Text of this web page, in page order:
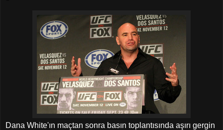
Dana White'ın maçtan sonra basın toplantısında aşırı gergin